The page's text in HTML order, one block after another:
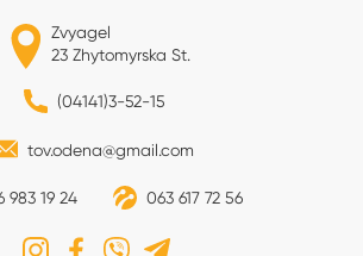
Zvyagel
23 Zhytomyrska St.
(04141)3-52-15
983 19 24 063 617 72 56
tov.odena@gmail.com